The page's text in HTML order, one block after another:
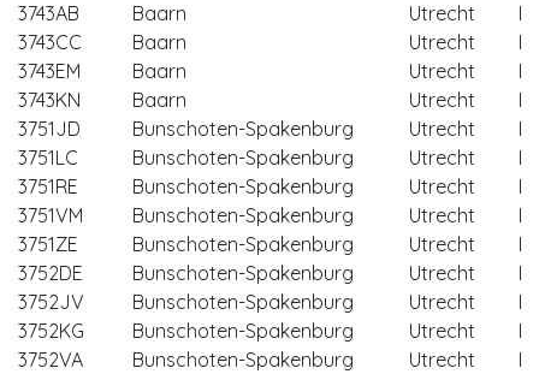
3743AB
Baarn Utrecht
3743CC
Baarn Utrecht
3743EM
Baarn Utrecht
3743KN
Baarn Utrecht
3751JD
Bunschoten-Spakenburg Utrecht
3751LC
Bunschoten-Spakenburg Utrecht
3751RE
Bunschoten-Spakenburg Utrecht
3751VM
Bunschoten-Spakenburg Utrecht
3751ZE
Bunschoten-Spakenburg Utrecht
3752DE
Bunschoten-Spakenburg Utrecht
3752JV
Bunschoten-Spakenburg Utrecht
3752KG
Bunschoten-Spakenburg Utrecht
3752VA
Bunschoten-Spakenburg Utrecht